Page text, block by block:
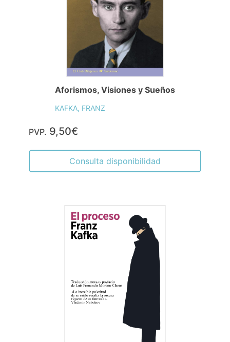
Aforismos, Visiones y Sueños
KAFKA, FRANZ
PVP. 9,50€
Consulta disponibilidad